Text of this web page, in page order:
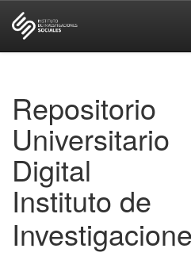
Repositorio
Universitario
Digital
Instituto de